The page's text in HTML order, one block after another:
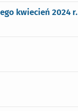
kwiecień 2024 r.